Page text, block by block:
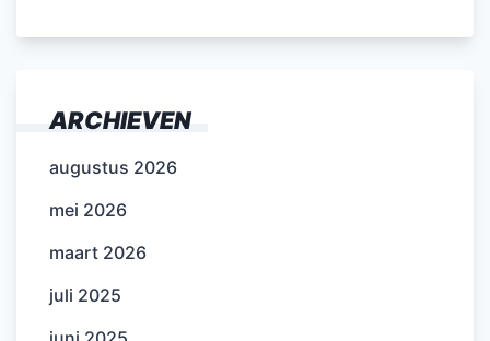
ARCHIEVEN
augustus 2026
mei 2026
maart 2026
juli 2025